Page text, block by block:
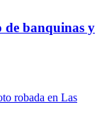
de banquinas y